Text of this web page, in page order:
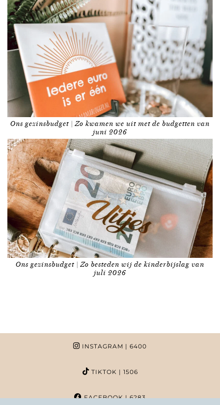
Ons gezinsbudget | Zo kwamen we uit met de budgetten van
juni 2026
Ons gezinsbudget | Zo besteden wij de kinderbijslag van
juli 2026
INSTAGRAM | 6400
TIKTOK | 1506
FACEBOOK| 6283